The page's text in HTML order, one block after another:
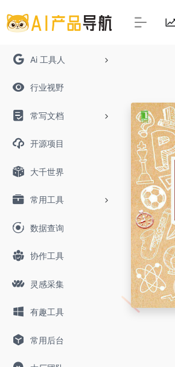
Ai 工具人
行业视野
常写文档
开源项目
大千世界
常用工具
数据查询
协作工具
灵感采集
有趣工具
常用后台